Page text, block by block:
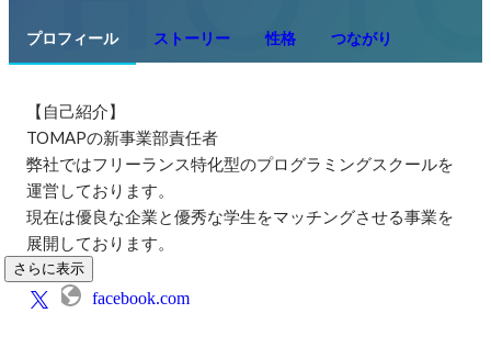
プロフィール ストーリー 性格 つながり
【自己紹介】
TOMAPの新事業部責任者
弊社ではフリーランス特化型のプログラミングスクールを
運営しております。
現在は優良な企業と優秀な学生をマッチングさせる事業を
展開しております。
さらに表示
facebook.com